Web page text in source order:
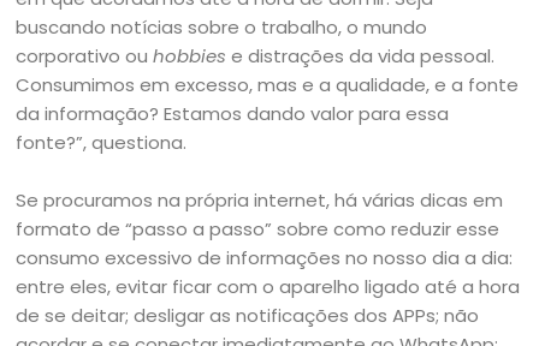
buscando notícias sobre o trabalho, o mundo
corporativo ouhobbies e distrações da vida pessoal.
Consumimos em excesso, mas e a qualidade, e a fonte
da informação? Estamos dando valor para essa
fonte?”, questiona.
Se procuramos na própria internet, há várias dicas em
formato de “passo a passo” sobre como reduzir esse
consumo excessivo de informações no nosso dia a dia:
entre eles, evitar ficar com o aparelho ligado até a hora
de se deitar; desligar as notificações dos APPs; não